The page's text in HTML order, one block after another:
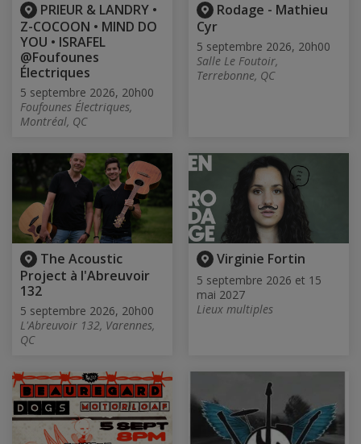
PRIEUR & LANDRY •
Z-COCOON • MIND DO
YOU • ISRAFEL
@Foufounes
Électriques
5 septembre 2026, 20h00
Foufounes Électriques,
Montréal, QC
Rodage - Mathieu
Cyr
5 septembre 2026, 20h00
Salle Le Foutoir,
Terrebonne, QC
The Acoustic
Project à l'Abreuvoir
132
5 septembre 2026, 20h00
L'Abreuvoir 132, Varennes,
QC
Virginie Fortin
5 septembre 2026 et 15
mai 2027
Lieux multiples